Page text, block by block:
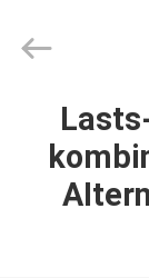
HAUS
(Group)
Co.,Ltd..